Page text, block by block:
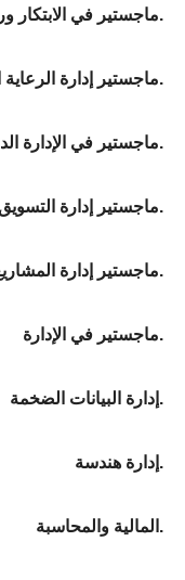
ماجستير في الابتكار وريادة الأعمال.
ماجستير إدارة الرعاية الصحية الدولية.
ماجستير في الإدارة الدولية.
ماجستير إدارة التسويق.
ماجستير إدارة المشاريع.
ماجستير في الإدارة.
إدارة البيانات الضخمة.
إدارة هندسة.
المالية والمحاسبة.